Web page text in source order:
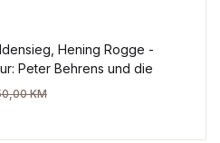
Hening Rogge -
Peter Behrens und die
KM